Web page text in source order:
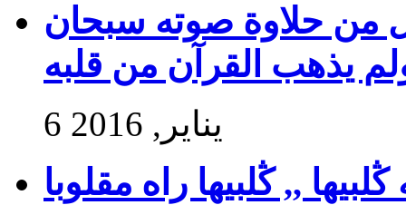
من حلاوة صوته سبحان
يذهب القرآن من قلبه
6 يناير, 2016
,, ڭلبيها راه مقلوبا